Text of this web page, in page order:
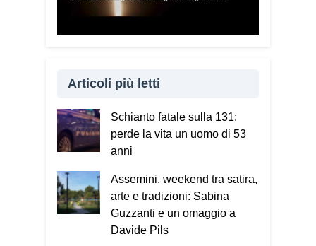
Articoli più letti
Schianto fatale sulla 131:
perde la vita un uomo di 53
anni
Assemini, weekend tra satira,
arte e tradizioni: Sabina
Guzzanti e un omaggio a
Davide Pils